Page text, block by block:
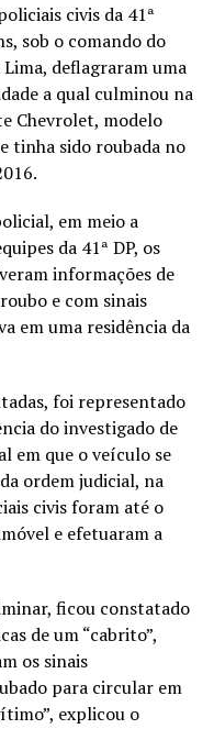
civis da 41ª
sob o comando do
deflagraram uma
a qual culminou na
Chevrolet, modelo
tinha sido roubada no
em meio a
da 41ª DP, os
informações de
e com sinais
em uma residência da
foi representado
do investigado de
em que o veículo se
ordem judicial, na
civis foram até o
e efetuaram a
ficou constatado
de um “cabrito”,
os sinais
para circular em
explicou o